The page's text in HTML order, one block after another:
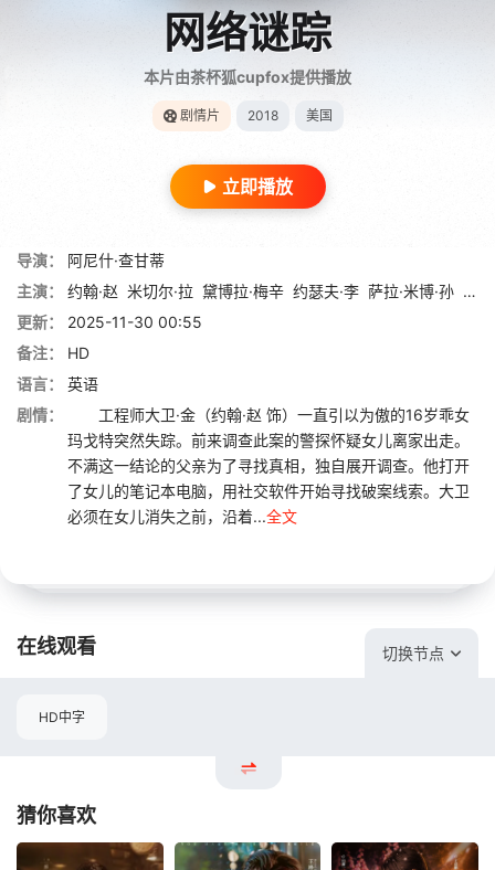
网络谜踪
本片由茶杯狐cupfox提供播放
剧情片 2018 美国
立即播放
导演：
阿尼什·查甘蒂
主演：
约翰·赵 米切尔·拉 黛博拉·梅辛 约瑟夫·李 萨拉·米博·孙 亚
更新：
2025-11-30 00:55
备注：
HD
语言：
英语
剧情：
工程师大卫·金（约翰·赵 饰）一直引以为傲的16岁乖女
玛戈特突然失踪。前来调查此案的警探怀疑女儿离家出走。
不满这一结论的父亲为了寻找真相，独自展开调查。他打开
了女儿的笔记本电脑，用社交软件开始寻找破案线索。大卫
必须在女儿消失之前，沿着...全文
在线观看 切换节点
HD中字
猜你喜欢